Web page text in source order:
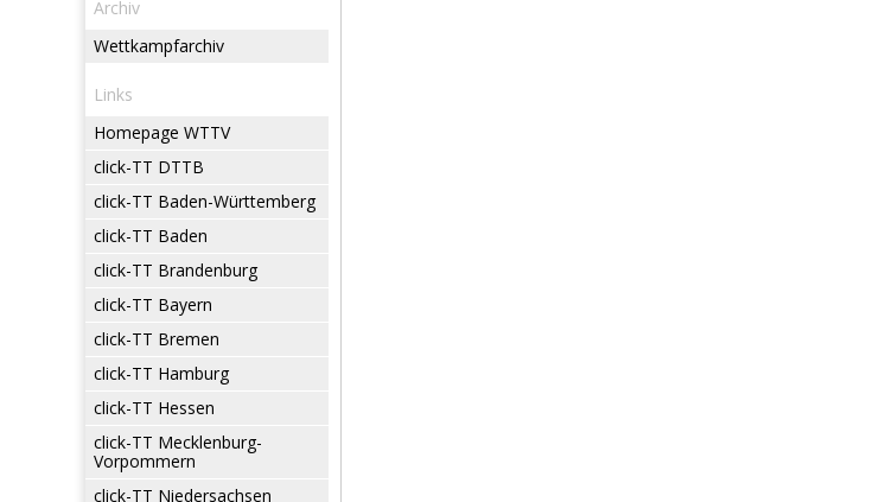
Archiv
Wettkampfarchiv
Links
Homepage WTTV
click-TT DTTB
click-TT Baden-Württemberg
click-TT Baden
click-TT Brandenburg
click-TT Bayern
click-TT Bremen
click-TT Hamburg
click-TT Hessen
click-TT Mecklenburg-
Vorpommern
click-TT Niedersachsen